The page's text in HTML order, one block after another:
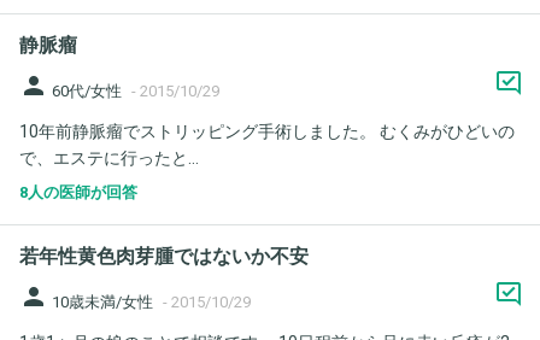
静脈瘤
person 60代/女性 - 2015/10/29
10年前静脈瘤でストリッピング手術しました。 むくみがひどいの
で、エステに行ったと...
8人の医師が回答
若年性黄色肉芽腫ではないか不安
person 10歳未満/女性 - 2015/10/29